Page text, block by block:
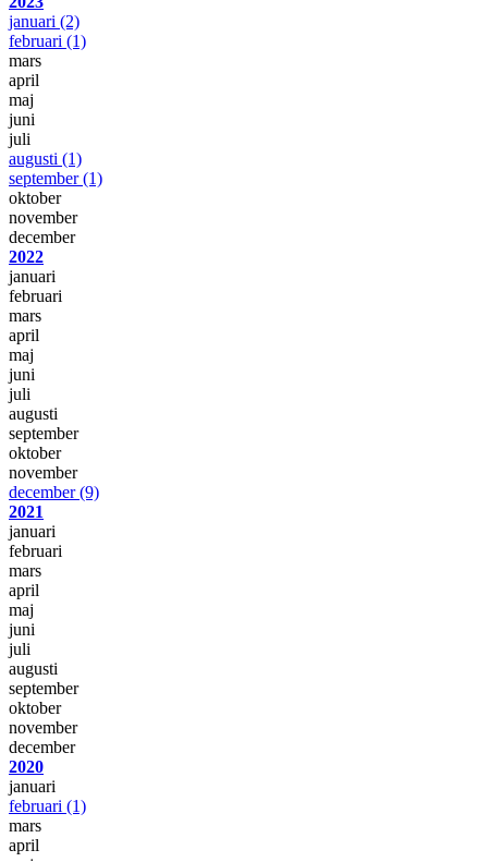
januari (2)
februari (1)
mars
april
maj
juni
juli
augusti (1)
september(1)
oktober
november
december
2022
januari
februari
mars
april
maj
juni
juli
augusti
september
oktober
november
december(9)
2021
januari
februari
mars
april
maj
juni
juli
augusti
september
oktober
november
december
2020
januari
februari (1)
mars
april